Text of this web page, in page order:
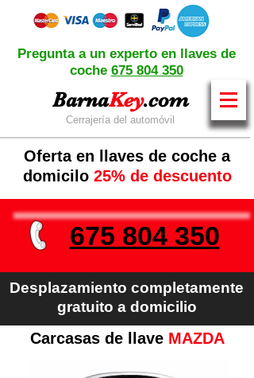
BarnaKey.com
Cerrajería del automóvil
Oferta en llaves de coche a
domicilo 25% de descuento
675 804 350
Desplazamiento completamente
gratuito a domicilio
Pregunta a un experto en llaves de
coche 675 804 350
Carcasas de llave MAZDA